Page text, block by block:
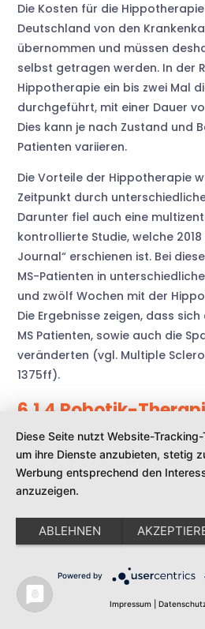
Die Kosten für die
Deutschland von den
übernommen und müssen
selbst getragen werden. In der
Hippotherapie ein bis zwei Mal
durchgeführt, mit einer Dauer
Dies kann je nach Zustand und
Patienten variieren.
Die Vorteile der Hippotherapie
Zeitpunkt durch
Darunter fiel auch eine
kontrollierte Studie, welche
Journal“ erschienen ist. Bei
MS-Patienten in
und zwölf Wochen mit der
Die Ergebnisse zeigen, dass
MS Patienten, sowie auch die
veränderten (vgl. Multiple
1375ff).
6.1.4 Robotik-
Die Trainingstherapie hat im
die aktive Wiederherstellung von
Fertigkeiten eines Patienten,
Verletzungen, als Ziel. Bei MS-
die Wiederherstellung der Arm-
sowie des Gangs. Hierzu gibt
Therapie kombiniert
Therapiemethoden. Somit
Diese Seite nutzt Website-
um ihre Dienste anzubieten, stetig
Werbung entsprechend den
anzuzeigen.
ABLEHNEN
Powered by
Impressum